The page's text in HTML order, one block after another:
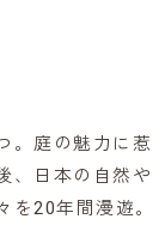
。庭の魅力に惹
、日本の自然や
20年間漫遊。